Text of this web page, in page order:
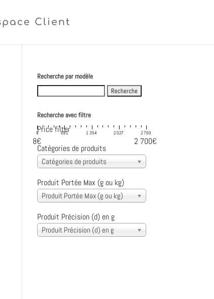
Client
Recherche par modèle
Recherche avec filtre
Price filter
8€
2 700€
8 681 1 354 2 027 2 700
Catégories de produits
Catégories de produits
Produit Portée Max (g ou kg)
Produit Portée Max (g ou kg)
Produit Précision (d) en g
Produit Précision (d) en g